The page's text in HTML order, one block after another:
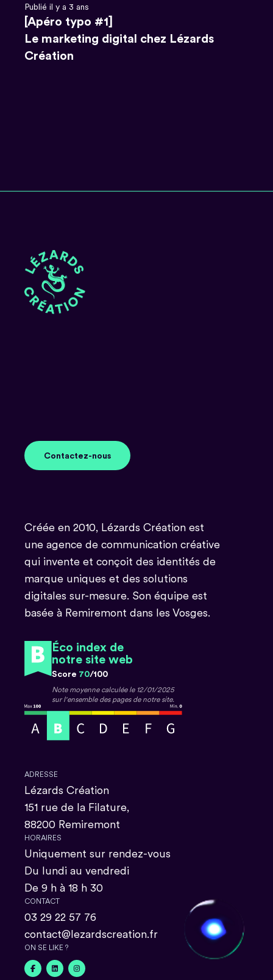
Publié il y a 3 ans
[Apéro typo #1]
Le marketing digital chez Lézards
Création
Contactez-nous
Créée en 2010, Lézards Création est
une agence de communication créative
qui invente et conçoit des identités de
marque uniques et des solutions
digitales sur-mesure. Son équipe est
basée à Remiremont dans les Vosges.
Éco index de
notre site web
Score 70/100
Note moyenne calculée le 12/01/2025
sur l'ensemble des pages de notre site.
ADRESSE
Lézards Création
151 rue de la Filature,
88200 Remiremont
HORAIRES
Uniquement sur rendez-vous
Du lundi au vendredi
De 9 h à 18 h 30
CONTACT
03 29 22 57 76
contact@lezardscreation.fr
ON SE LIKE ?